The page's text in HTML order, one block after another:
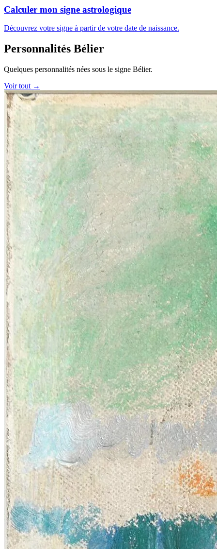
Calculer mon signe astrologique
Découvrez votre signe à partir de votre date de naissance.
Personnalités Bélier
Quelques personnalités nées sous le signe Bélier.
Voir tout →